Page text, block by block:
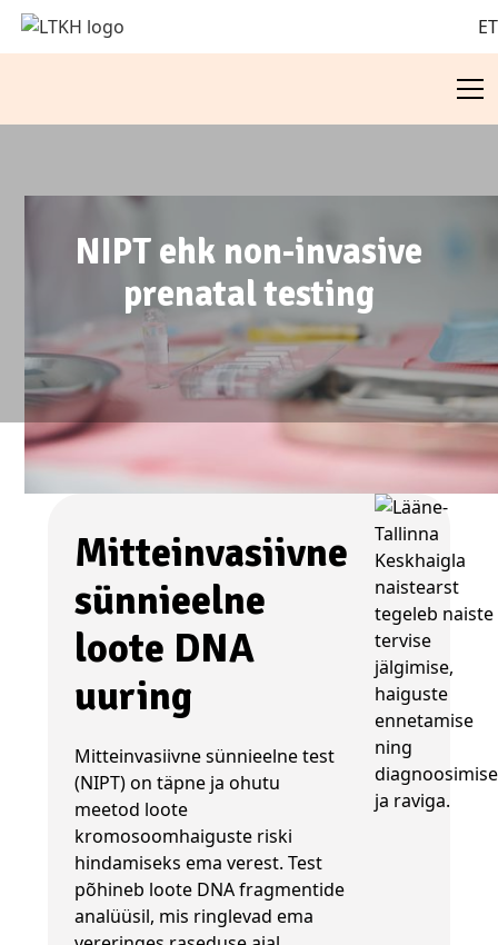
ET
NIPT ehk non-invasive
prenatal testing
Mitteinvasiivne
sünnieelne
loote DNA
uuring
Mitteinvasiivne sünnieelne test
(NIPT) on täpne ja ohutu
meetod loote
kromosoomhaiguste riski
hindamiseks ema verest. Test
põhineb loote DNA fragmentide
analüüsil, mis ringlevad ema